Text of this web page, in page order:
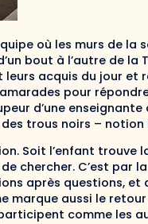
où les murs de la
bout à l’autre de la
acquis du jour et
pour
d’une
trous noirs –
Soit l’enfant trouve
chercher. C’est par
après questions, et
aussi le retour
comme les